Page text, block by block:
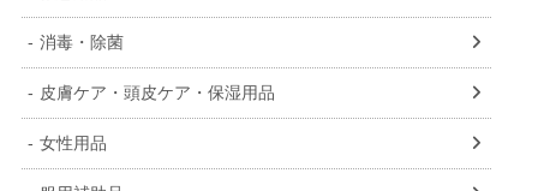
消毒・除菌
皮膚ケア・頭皮ケア・保湿用品
女性用品